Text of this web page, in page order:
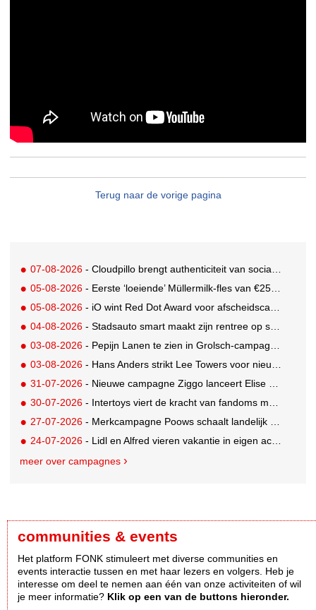
Terug naar de vorige pagina
07-08-2026 - Cloudpillo brengt authenticiteit van social naar tv
05-08-2026 - Eerste ‘loeiende’ Müllermilk-fles van €25.000,- gevonden
05-08-2026 - iO wint Red Dot Award voor afscheidscampagne Peter Houtman bij Feyenoord
04-08-2026 - Stadsauto smart maakt zijn rentree op straat met een wereldwijde muurschilderingcampagne
03-08-2026 - Pepijn Lanen te zien in Grolsch-campagne voor nieuwe Grolsch CAL
03-08-2026 - Hans Anders strikt Lee Towers voor nieuwe campagne
31-07-2026 - Nieuwe campagne Ziggo lanceert Elise Schaap als expert over de Nederlandse voetbalbeleving
30-07-2026 - Intertoys viert de kracht van fandoms met nieuwe social media campagne rondom Olivia Rodrigo
27-07-2026 - Merkcampagne Poows schaalt landelijk op met gerichte Out of Home strategie
24-07-2026 - Lidl en Alfred vieren vakantie in eigen achtertuin
meer over campagnes
communities & events
Het platform FONK stimuleert met diverse communities en
events interactie tussen en met haar lezers en volgers. Heb je
interesse om deel te nemen aan één van onze activiteiten of wil
je meer informatie? Klik op een van de buttons hieronder.